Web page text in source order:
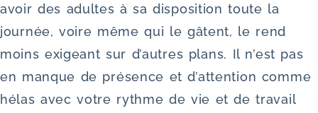
avoir des adultes à sa disposition toute la
journée, voire même qui le gâtent, le rend
moins exigeant sur d’autres plans. Il n’est pas
en manque de présence et d’attention comme
hélas avec votre rythme de vie et de travail